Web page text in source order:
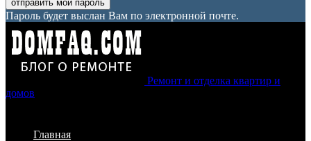
Пароль будет выслан Вам по электронной почте.
Ремонт и отделка квартир и
домов
Главная